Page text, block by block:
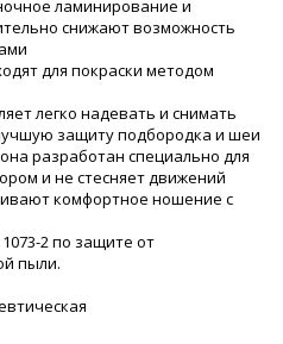
ламинирование и
снижают возможность
для покраски методом
легко надевать и снимать
защиту подбородка и шеи
разработан специально для
и не стесняет движений
комфортное ношение с
1073-2 по защите от
пыли.